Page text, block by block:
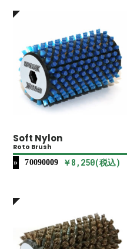
Soft Nylon
Roto Brush
70090009
￥8,250(税込)